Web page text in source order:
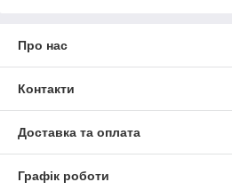
Про нас
Контакти
Доставка та оплата
Графік роботи